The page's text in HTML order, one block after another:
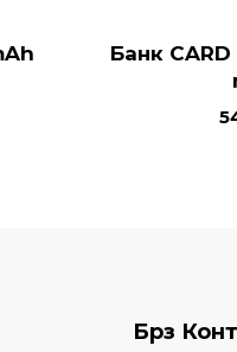
Банк
Брз